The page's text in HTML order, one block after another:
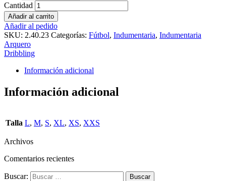
Cantidad
Añadir al carrito
Añadir al pedido
SKU: 2.40.23 Categorías: Fútbol, Indumentaria, Indumentaria
Arquero
Dribbling
Información adicional
Información adicional
Talla L, M, S, XL, XS, XXS
Archivos
Comentarios recientes
Buscar: